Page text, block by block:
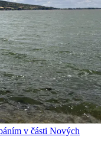
v části Nových